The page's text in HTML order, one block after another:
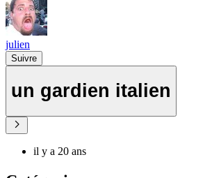
julien
Suivre
un gardien italien
il y a 20 ans